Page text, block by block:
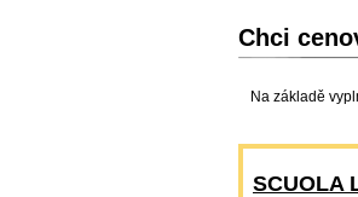
Chci
Na základě
SCUOLA